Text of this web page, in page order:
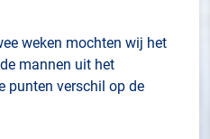
weken mochten wij het
mannen uit het
punten verschil op de